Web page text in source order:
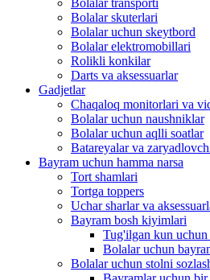
Bolalar transporti
Bolalar skuterlari
Bolalar uchun skeytbord
Bolalar elektromobillari
Rolikli konkilar
Darts va aksessuarlar
Gadjetlar
Chaqaloq monitorlari va
Bolalar uchun naushniklar
Bolalar uchun aqlli soatlar
Batareyalar va
Bayram uchun hamma narsa
Tort shamlari
Tortga toppers
Uchar sharlar va
Bayram bosh kiyimlari
Tug'ilgan kun uchun
Bolalar uchun
Bolalar uchun stolni